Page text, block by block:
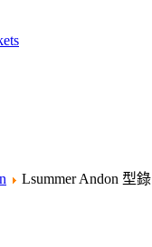
Lsummer Andon 型錄